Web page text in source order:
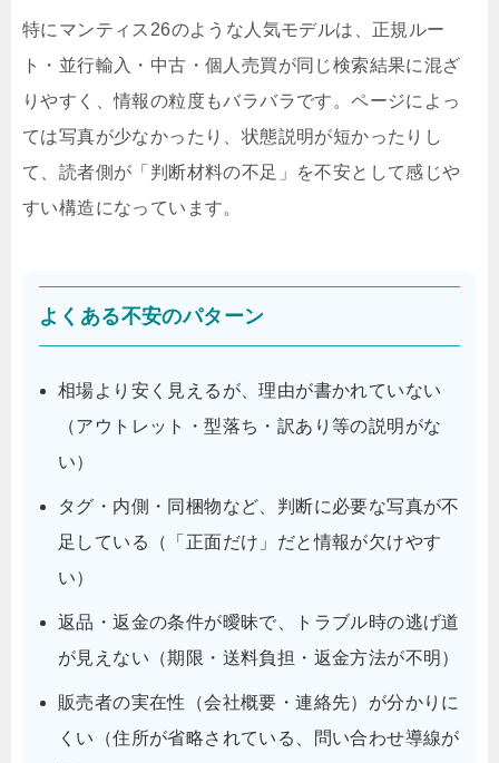
特にマンティス26のような人気モデルは、正規ルー
ト・並行輸入・中古・個人売買が同じ検索結果に混ざ
りやすく、情報の粒度もバラバラです。ページによっ
ては写真が少なかったり、状態説明が短かったりし
て、読者側が「判断材料の不足」を不安として感じや
すい構造になっています。
よくある不安のパターン
相場より安く見えるが、理由が書かれていない
（アウトレット・型落ち・訳あり等の説明がな
い）
タグ・内側・同梱物など、判断に必要な写真が不
足している（「正面だけ」だと情報が欠けやす
い）
返品・返金の条件が曖昧で、トラブル時の逃げ道
が見えない（期限・送料負担・返金方法が不明）
販売者の実在性（会社概要・連絡先）が分かりに
くい（住所が省略されている、問い合わせ導線が